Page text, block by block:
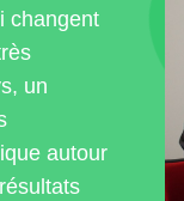
changent
un
autour